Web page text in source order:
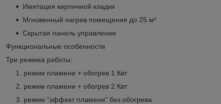
Имитация кирпичной кладки
Мгновенный нагрев помещения до 25 м²
Скрытая панель управления
Функциональные особенности
Три режима работы:
режим пламени + обогрев 1 Квт
режим пламени + обогрев 2 Квт
режим "эффект пламени" без обогрева